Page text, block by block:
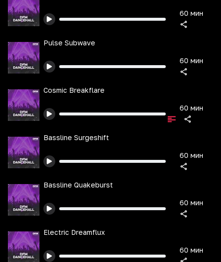
60 мин
Pulse Subwave
60 мин
Cosmic Breakflare
60 мин
Bassline Surgeshift
60 мин
Bassline Quakeburst
60 мин
Electric Dreamflux
60 мин